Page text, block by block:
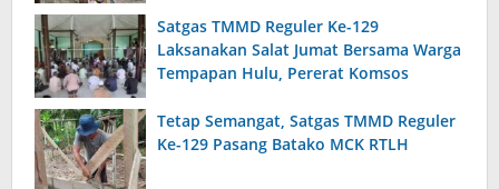
Satgas TMMD Reguler Ke-129
Laksanakan Salat Jumat Bersama Warga
Tempapan Hulu, Pererat Komsos
Tetap Semangat, Satgas TMMD Reguler
Ke-129 Pasang Batako MCK RTLH